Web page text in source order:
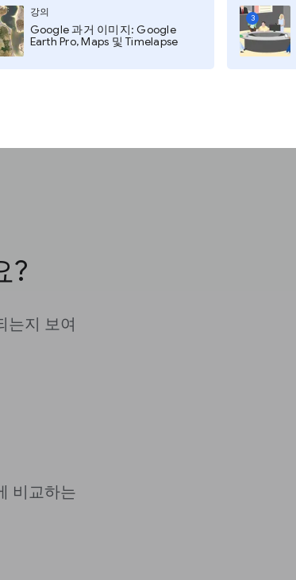
강의
Google 과거 이미지: Google
Earth Pro, Maps 및 Timelapse
3
?
는지 보여
비교하는